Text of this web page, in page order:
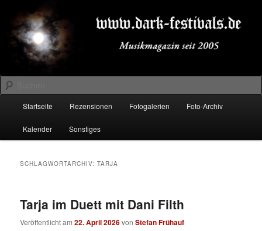
primären
Inhalt
springen
sekundären
Inhalt
springenDARK-FESTIVALS.DE
Suchen
Startseite Rezensionen Fotogalerien Foto-Archiv
Kalender Sonstiges
SCHLAGWORTARCHIV:TARJA
Tarja im Duett mit Dani Filth
Veröffentlicht am22. April 2026vonStefan Frühauf